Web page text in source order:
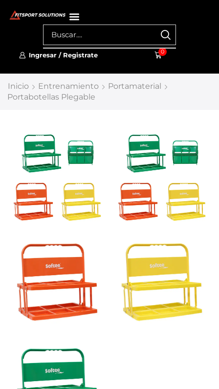
Ingresar / Registrate 0
Inicio Entrenamiento
Portamaterial
Portabotellas Plegable